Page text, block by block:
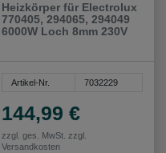
Heizkörper für Electrolux
770405, 294065, 294049
6000W Loch 8mm 230V
Artikel-Nr. 7032229
144,99 €
zzgl. ges. MwSt. zzgl.
Versandkosten